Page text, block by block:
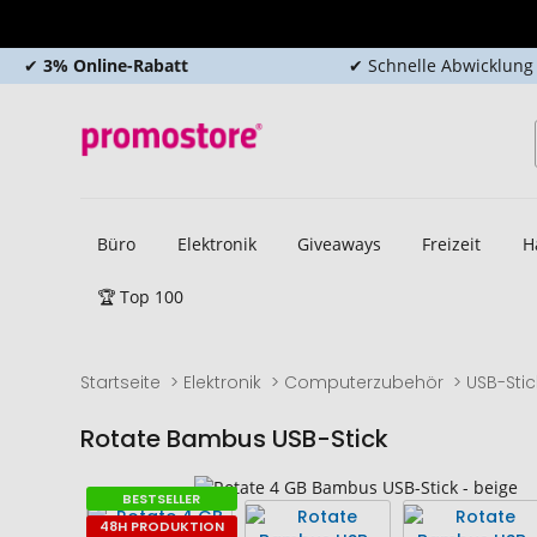
✔ 3% Online-Rabatt ✔ Schnelle Abwicklung
Büro Elektronik Giveaways Freizeit
🏆 Top 100
Startseite Elektronik Computerzubehör USB-
Rotate Bambus USB-Stick
Zum
Ende
Zum
Anfang
BESTSELLER
48H PRODUKTION